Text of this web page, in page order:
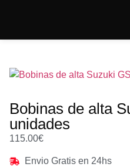
Bobinas de alta
unidades
115.00€
Envio Gratis en 24hs